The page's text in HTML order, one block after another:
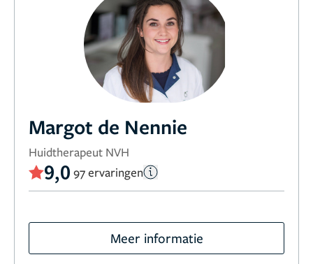
Margot de Nennie
Huidtherapeut NVH
9,0 97 ervaringen
Meer informatie